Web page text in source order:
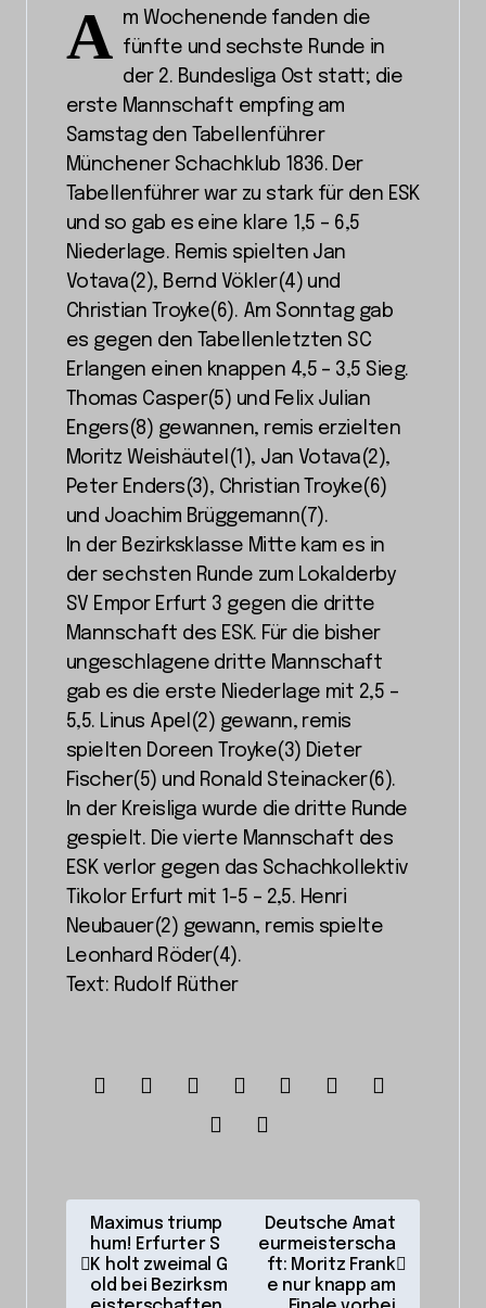
A m Wochenende fanden die
fünfte und sechste Runde in
der 2. Bundesliga Ost statt; die
erste Mannschaft empfing am
Samstag den Tabellenführer
Münchener Schachklub 1836. Der
Tabellenführer war zu stark für den ESK
und so gab es eine klare 1,5 – 6,5
Niederlage. Remis spielten Jan
Votava(2), Bernd Vökler(4) und
Christian Troyke(6). Am Sonntag gab
es gegen den Tabellenletzten SC
Erlangen einen knappen 4,5 – 3,5 Sieg.
Thomas Casper(5) und Felix Julian
Engers(8) gewannen, remis erzielten
Moritz Weishäutel(1), Jan Votava(2),
Peter Enders(3), Christian Troyke(6)
und Joachim Brüggemann(7).
In der Bezirksklasse Mitte kam es in
der sechsten Runde zum Lokalderby
SV Empor Erfurt 3 gegen die dritte
Mannschaft des ESK. Für die bisher
ungeschlagene dritte Mannschaft
gab es die erste Niederlage mit 2,5 –
5,5. Linus Apel(2) gewann, remis
spielten Doreen Troyke(3) Dieter
Fischer(5) und Ronald Steinacker(6).
In der Kreisliga wurde die dritte Runde
gespielt. Die vierte Mannschaft des
ESK verlor gegen das Schachkollektiv
Tikolor Erfurt mit 1-5 – 2,5. Henri
Neubauer(2) gewann, remis spielte
Leonhard Röder(4).
Text: Rudolf Rüther
Maximus triump
hum! Erfurter S
K holt zweimal G
old bei Bezirksm
Deutsche Amat
eurmeisterscha
ft: Moritz Frank
e nur knapp am